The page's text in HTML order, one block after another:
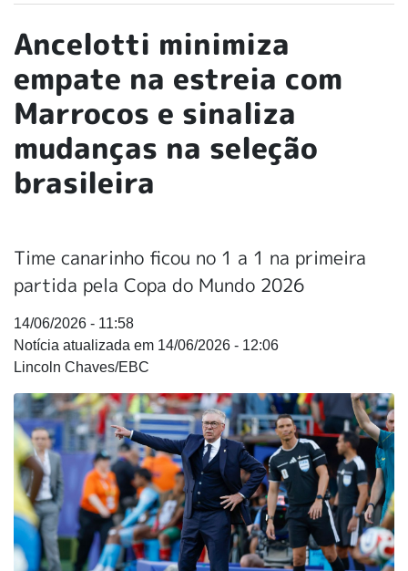
Ancelotti minimiza
empate na estreia com
Marrocos e sinaliza
mudanças na seleção
brasileira
Time canarinho ficou no 1 a 1 na primeira
partida pela Copa do Mundo 2026
14/06/2026 - 11:58
14/06/2026 - 12:06
Lincoln Chaves/EBC